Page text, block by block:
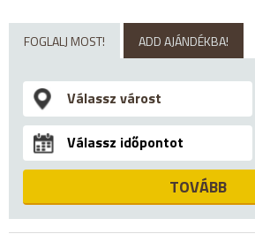
FOGLALJ MOST! ADD AJÁNDÉKBA!
TOVÁBB